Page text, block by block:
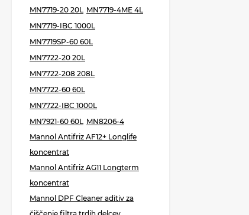
MN7719-20 20L MN7719-4ME 4L
MN7719-IBC 1000L
MN7719SP-60 60L
MN7722-20 20L
MN7722-208 208L
MN7722-60 60L
MN7722-IBC 1000L
MN7921-60 60L MN8206-4
Mannol Antifriz AF12+ Longlife
koncentrat
Mannol Antifriz AG11 Longterm
koncentrat
Mannol DPF Cleaner aditiv za